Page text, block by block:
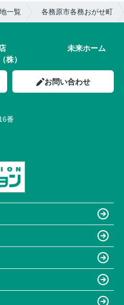
一覧 各務原市各務おがせ町
務原店 未来ホーム
（株）
お問い合わせ
番